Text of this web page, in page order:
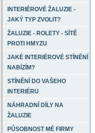
INTERIÉROVÉ ŽALUZIE -
JAKÝ TYP ZVOLIT?
ŽALUZIE - ROLETY - SÍTĚ
PROTI HMYZU
JAKÉ INTERIÉROVÉ STÍNĚNÍ
NABÍZÍM?
STÍNĚNÍ DO VAŠEHO
INTERIÉRU
NÁHRADNÍ DÍLY NA
ŽALUZIE
PŮSOBNOST MÉ FIRMY